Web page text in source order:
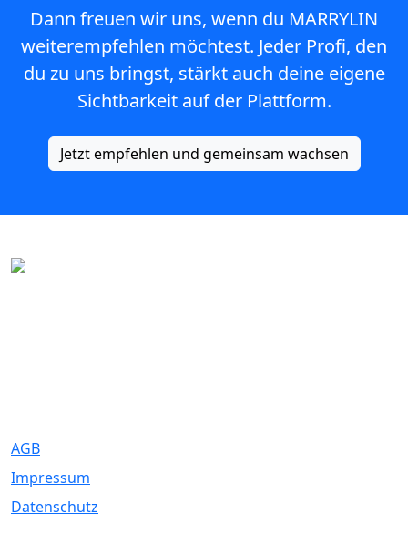
Dann freuen wir uns, wenn du MARRYLIN
weiterempfehlen möchtest. Jeder Profi, den
du zu uns bringst, stärkt auch deine eigene
Sichtbarkeit auf der Plattform.
Jetzt empfehlen und gemeinsam wachsen
AGB
Impressum
Datenschutz